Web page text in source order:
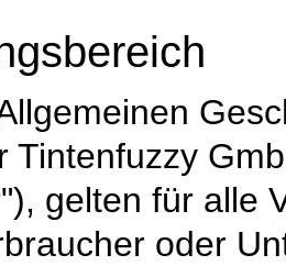
Tintenfuzzy
gelten für alle
oder